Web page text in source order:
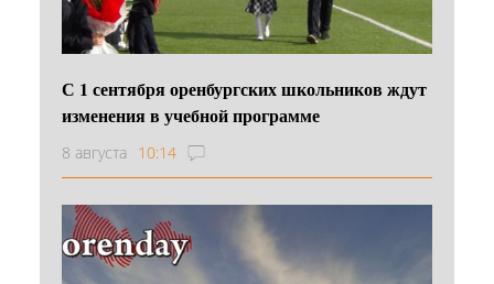
С 1 сентября оренбургских школьников ждут
изменения в учебной программе
8 августа 10:14